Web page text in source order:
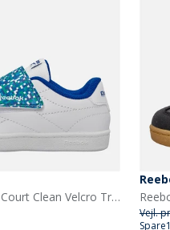
Reebok Babysko Court Clean Velcro Træningssko Hvid/Vector Blue/Vector Blue
Vejl.
Spare